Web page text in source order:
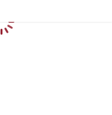
Chargement